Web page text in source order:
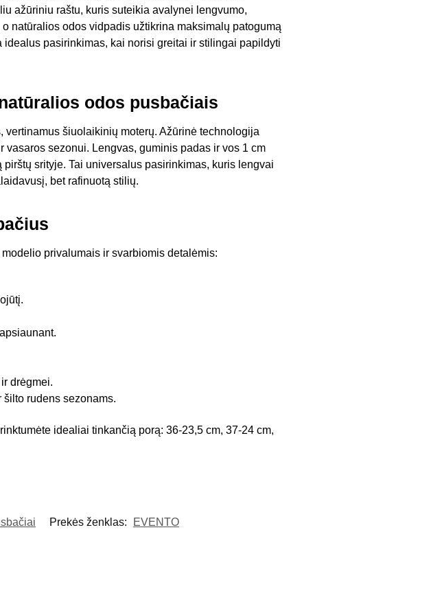
ažūriniu raštu, kuris suteikia avalynei lengvumo,
natūralios odos vidpadis užtikrina maksimalų patogumą
pasirinkimas, kai norisi greitai ir stilingai papildyti
odos pusbačiais
šiuolaikinių moterų. Ažūrinė technologija
sezonui. Lengvas, guminis padas ir vos 1 cm
srityje. Tai universalus pasirinkimas, kuris lengvai
bet rafinuotą stilių.
privalumais ir svarbiomis detalėmis:
drėgmei.
rudens sezonams.
idealiai tinkančią porą: 36-23,5 cm, 37-24 cm,
Prekės ženklas: EVENTO